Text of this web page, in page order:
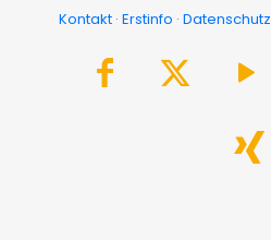
Kontakt · Erstinfo · Datenschutz